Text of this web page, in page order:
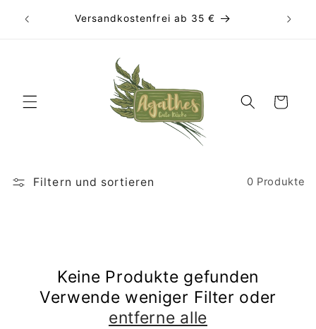
zum
Versandkostenfrei ab 35 €
Warenkorb
Filtern und sortieren 0 Produkte
Keine Produkte gefunden
Verwende weniger Filter oder
entferne alle